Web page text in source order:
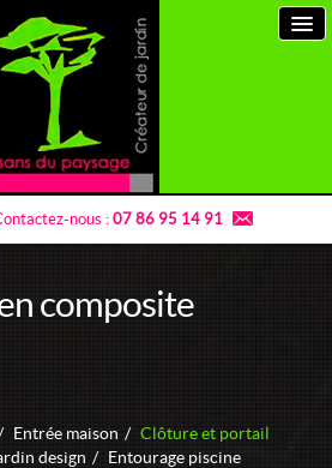
nous : 07 86 95 14 91
Artisans du paysage
Jardins à thème
composite
Entrée maison / Clôture et portail
design / Entourage piscine